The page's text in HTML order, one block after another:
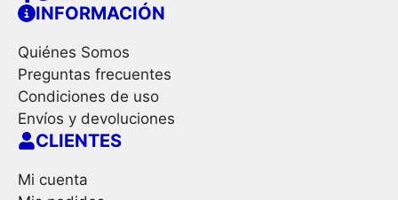
INFORMACIÓN
Quiénes Somos
Preguntas frecuentes
Condiciones de uso
Envíos y devoluciones
CLIENTES
Mi cuenta